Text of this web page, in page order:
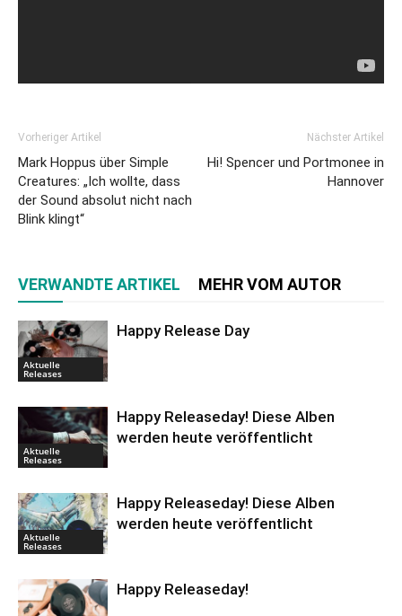
Vorheriger Artikel
Mark Hoppus über Simple
Creatures: „Ich wollte, dass
der Sound absolut nicht nach
Blink klingt“
Nächster Artikel
Hi! Spencer und Portmonee in
Hannover
VERWANDTE ARTIKEL MEHR VOM AUTOR
Aktuelle
Releases
Happy Release Day
Aktuelle
Releases
Happy Releaseday! Diese Alben
werden heute veröffentlicht
Aktuelle
Releases
Happy Releaseday! Diese Alben
werden heute veröffentlicht
Happy Releaseday!